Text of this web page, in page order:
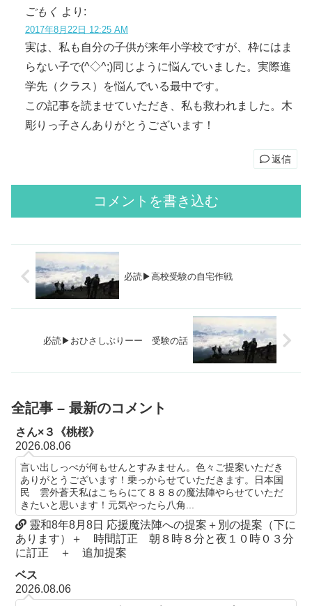
ごもく より:
2017年8月22日 12:25 AM
実は、私も自分の子供が来年小学校ですが、枠にはま
らない子で(^◇^;)同じように悩んでいました。実際進
学先（クラス）を悩んでいる最中です。
この記事を読ませていただき、私も救われました。木
彫りっ子さんありがとうございます！
返信
コメントを書き込む
必読▶高校受験の自宅作戦
必読▶おひさしぶりーー 受験の話
全記事 – 最新のコメント
さん×３《桃桜》
2026.08.06
言い出しっぺが何もせんとすみません。色々ご提案いただき
ありがとうございます！乗っからせていただきます。日本国
民 雲外蒼天私はこちらにて８８８の魔法陣やらせていただ
きたいと思います！元気やったら八角...
靈和8年8月8日 応援魔法陣への提案＋別の提案（下に
あります）＋ 時間訂正 朝８時８分と夜１０時０３分
に訂正 ＋ 追加提案
ベス
2026.08.06